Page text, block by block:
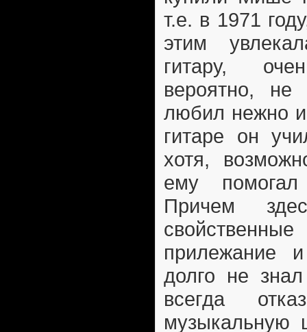
т.е. в 1971
этим
гитару,
вероятно,
любил нежно
гитаре он
хотя,
ему
Причем
прилежание
долго не
всегда
музыкальную